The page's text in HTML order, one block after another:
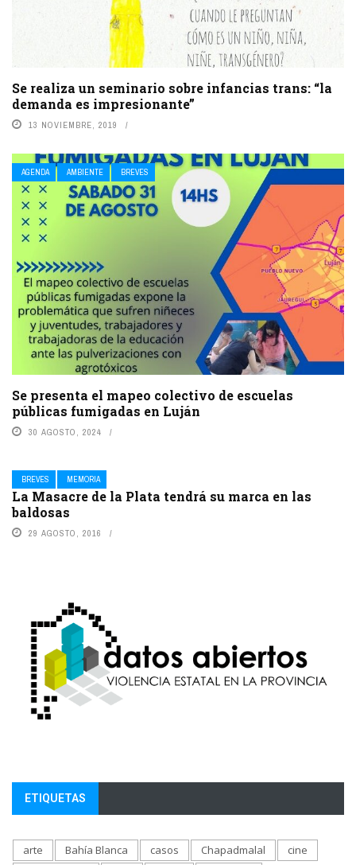
Se realiza un seminario sobre infancias trans: “la
demanda es impresionante”
13 NOVIEMBRE, 2019
AGENDA AMBIENTE BREVES
Se presenta el mapeo colectivo de escuelas
públicas fumigadas en Luján
30 AGOSTO, 2024
BREVES MEMORIA
La Masacre de la Plata tendrá su marca en las
baldosas
29 AGOSTO, 2016
ETIQUETAS
arte Bahía Blanca casos Chapadmalal
cine